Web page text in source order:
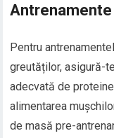
Pentru
greutăților, asigură-
adecvată de
alimentarea
de masă pre-